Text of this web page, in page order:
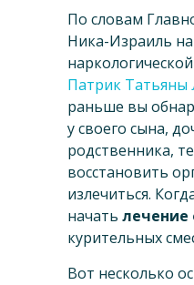
По словам
Ника-Израиль
Патрик
раньше вы
у своего сына,
родственника,
восстановить
излечиться.
начать лечение
курительных
Вот несколько